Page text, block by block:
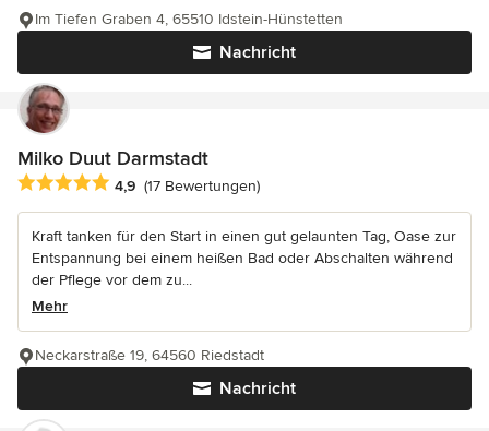
Nachricht
Im Tiefen Graben 4, 65510 Idstein-Hünstetten
Milko Duut Darmstadt
Durchschnittliche Bewertung: 4.9 von 5 Sternen
4,9 (17 Bewertungen)
Kraft tanken für den Start in einen gut gelaunten Tag, Oase zur
Entspannung bei einem heißen Bad oder Abschalten während
der Pflege vor dem zu...
Mehr
Nachricht
Neckarstraße 19, 64560 Riedstadt